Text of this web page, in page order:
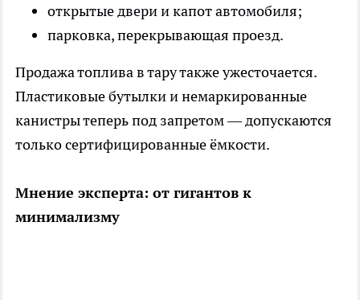
открытые двери и капот автомобиля;
парковка, перекрывающая проезд.
Продажа топлива в тару также ужесточается.
Пластиковые бутылки и немаркированные
канистры теперь под запретом — допускаются
только сертифицированные ёмкости.
Мнение эксперта: от гигантов к
минимализму